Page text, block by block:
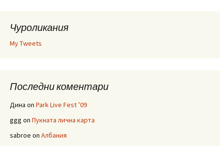
Чуроликания
My Tweets
Последни коментари
Дина on Park Live Fest ’09
ggg on Пукната лична карта
sabroe on Албания